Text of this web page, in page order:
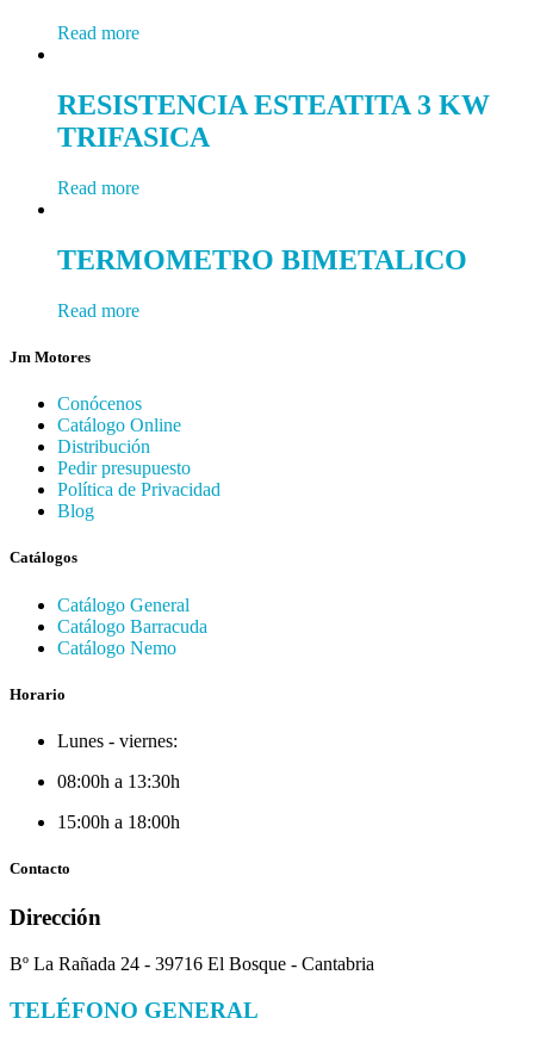
Read more
RESISTENCIA ESTEATITA 3 KW
TRIFASICA
Read more
TERMOMETRO BIMETALICO
Read more
Jm Motores
Conócenos
Catálogo Online
Distribución
Pedir presupuesto
Política de Privacidad
Blog
Catálogos
Catálogo General
Catálogo Barracuda
Catálogo Nemo
Horario
Lunes - viernes:
08:00h a 13:30h
15:00h a 18:00h
Contacto
Dirección
Bº La Rañada 24 - 39716 El Bosque - Cantabria
TELÉFONO GENERAL